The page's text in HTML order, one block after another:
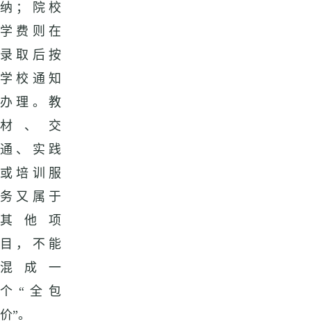
纳；院校
学费则在
录取后按
学校通知
办理。教
材、交
通、实践
或培训服
务又属于
其他项
目，不能
混成一
个“全包
价”。